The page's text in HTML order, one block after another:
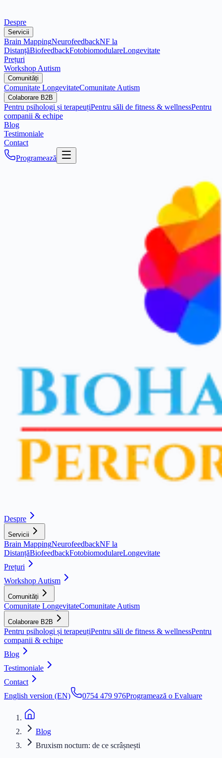
Despre
Servicii
Brain MappingNeurofeedbackNF la
DistanțăBiofeedbackFotobiomodulareLongevitate
Prețuri
Workshop Autism
Comunități
Comunitate LongevitateComunitate Autism
Colaborare B2B
Pentru psihologi și terapeuțiPentru săli de fitness & wellnessPentru
companii & echipe
Blog
Testimoniale
Contact
Programează
Despre
Servicii
Brain MappingNeurofeedbackNF la
DistanțăBiofeedbackFotobiomodulareLongevitate
Prețuri
Workshop Autism
Comunități
Comunitate LongevitateComunitate Autism
Colaborare B2B
Pentru psihologi și terapeuțiPentru săli de fitness & wellnessPentru
companii & echipe
Blog
Testimoniale
Contact
English version (EN)
0754 479 976Programează o Evaluare
Blog
Bruxism nocturn: de ce scrâșnești